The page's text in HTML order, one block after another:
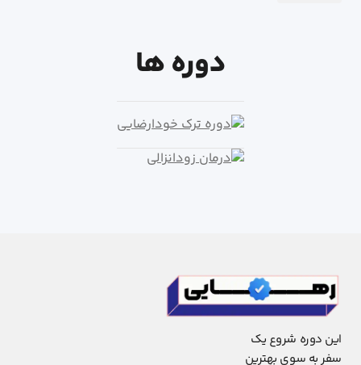
دوره ها
این دوره شروع یک
سفر به سوی بهترین